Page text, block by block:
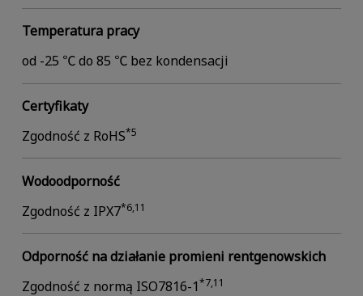
Temperatura pracy
od -25 ℃ do 85 ℃ bez kondensacji
Certyfikaty
Zgodność z RoHS*5
Wodoodporność
Zgodność z IPX7*6,11
Odporność na działanie promieni rentgenowskich
Zgodność z normą ISO7816-1*7,11